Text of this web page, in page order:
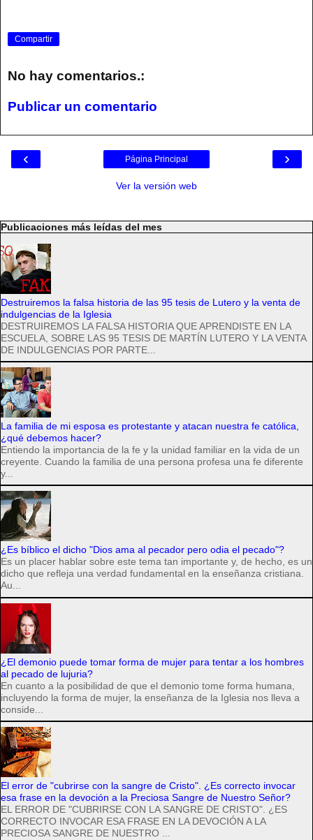
Compartir
No hay comentarios.:
Publicar un comentario
‹ ›
Página Principal
Ver la versión web
Publicaciones más leídas del mes
Destruiremos la falsa historia de las 95 tesis de Lutero y la venta de
indulgencias de la Iglesia
DESTRUIREMOS LA FALSA HISTORIA QUE APRENDISTE EN LA
ESCUELA, SOBRE LAS 95 TESIS DE MARTÍN LUTERO Y LA VENTA
DE INDULGENCIAS POR PARTE...
La familia de mi esposa es protestante y atacan nuestra fe católica,
¿qué debemos hacer?
Entiendo la importancia de la fe y la unidad familiar en la vida de un
creyente. Cuando la familia de una persona profesa una fe diferente
y...
¿Es bíblico el dicho "Dios ama al pecador pero odia el pecado"?
Es un placer hablar sobre este tema tan importante y, de hecho, es un
dicho que refleja una verdad fundamental en la enseñanza cristiana.
Au...
¿El demonio puede tomar forma de mujer para tentar a los hombres
al pecado de lujuria?
En cuanto a la posibilidad de que el demonio tome forma humana,
incluyendo la forma de mujer, la enseñanza de la Iglesia nos lleva a
conside...
El error de "cubrirse con la sangre de Cristo". ¿Es correcto invocar
esa frase en la devoción a la Preciosa Sangre de Nuestro Señor?
EL ERROR DE "CUBRIRSE CON LA SANGRE DE CRISTO". ¿ES
CORRECTO INVOCAR ESA FRASE EN LA DEVOCIÓN A LA
PRECIOSA SANGRE DE NUESTRO ...